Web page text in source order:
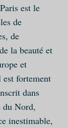
est le
de
de
la beauté et
et
fortement
dans
du Nord,
inestimable,